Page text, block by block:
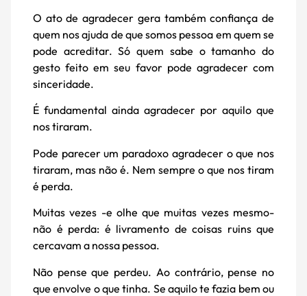
O ato de agradecer gera também confiança de
quem nos ajuda de que somos pessoa em quem se
pode acreditar. Só quem sabe o tamanho do
gesto feito em seu favor pode agradecer com
sinceridade.
É fundamental ainda agradecer por aquilo que
nos tiraram.
Pode parecer um paradoxo agradecer o que nos
tiraram, mas não é. Nem sempre o que nos tiram
é perda.
Muitas vezes -e olhe que muitas vezes mesmo-
não é perda: é livramento de coisas ruins que
cercavam a nossa pessoa.
Não pense que perdeu. Ao contrário, pense no
que envolve o que tinha. Se aquilo te fazia bem ou